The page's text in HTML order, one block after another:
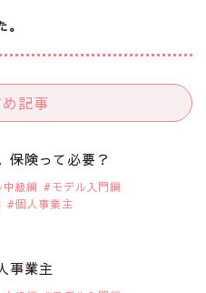
ュ
記事
保険って必要？
級編
モデル入門編
個人事業主
事業主